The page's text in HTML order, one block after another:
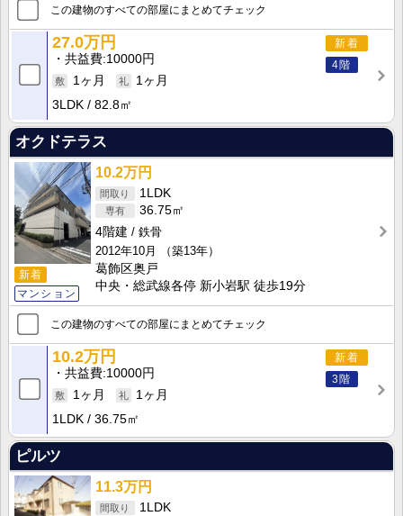
この建物のすべての部屋にまとめてチェック
新着
4階
27.0万円
共益費 10000円
1ヶ月
1ヶ月
3LDK
82.8㎡
オクドテラス
新着
マンション
10.2万円
1LDK
36.75㎡
4階建
鉄骨
2012年10月
（築13年）
葛飾区奥戸
中央・総武線各停 新小岩駅 徒歩19分
この建物のすべての部屋にまとめてチェック
新着
3階
10.2万円
共益費 10000円
1ヶ月
1ヶ月
1LDK
36.75㎡
ピルツ
11.3万円
1LDK